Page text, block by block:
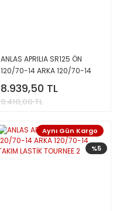
ANLAS APRILIA SR125 ÖN
120/70-14 ARKA 120/70-14
TAKIM LASTİK TOURNEE 2
8.939,50 TL
9.410,00 TL
Aynı Gün Kargo
%5